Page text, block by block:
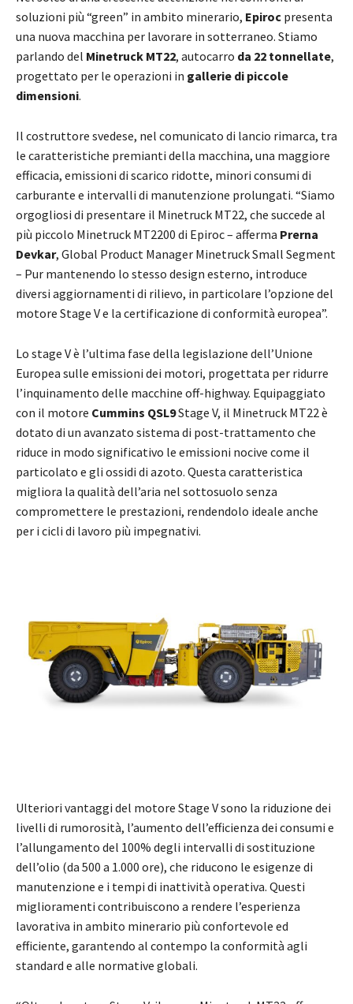
soluzioni più “green” in ambito minerario, Epiroc presenta
una nuova macchina per lavorare in sotterraneo. Stiamo
parlando del Minetruck MT22, autocarro da 22 tonnellate,
progettato per le operazioni in gallerie di piccole
dimensioni.
Il costruttore svedese, nel comunicato di lancio rimarca, tra
le caratteristiche premianti della macchina, una maggiore
efficacia, emissioni di scarico ridotte, minori consumi di
carburante e intervalli di manutenzione prolungati. “Siamo
orgogliosi di presentare il Minetruck MT22, che succede al
più piccolo Minetruck MT2200 di Epiroc – afferma Prerna
Devkar, Global Product Manager Minetruck Small Segment
– Pur mantenendo lo stesso design esterno, introduce
diversi aggiornamenti di rilievo, in particolare l’opzione del
motore Stage V e la certificazione di conformità europea”.
Lo stage V è l’ultima fase della legislazione dell’Unione
Europea sulle emissioni dei motori, progettata per ridurre
l’inquinamento delle macchine off-highway. Equipaggiato
con il motore Cummins QSL9Stage V, il Minetruck MT22 è
dotato di un avanzato sistema di post-trattamento che
riduce in modo significativo le emissioni nocive come il
particolato e gli ossidi di azoto. Questa caratteristica
migliora la qualità dell’aria nel sottosuolo senza
compromettere le prestazioni, rendendolo ideale anche
per i cicli di lavoro più impegnativi.
Ulteriori vantaggi del motore Stage V sono la riduzione dei
livelli di rumorosità, l’aumento dell’efficienza dei consumi e
l’allungamento del 100% degli intervalli di sostituzione
dell’olio (da 500 a 1.000 ore), che riducono le esigenze di
manutenzione e i tempi di inattività operativa. Questi
miglioramenti contribuiscono a rendere l’esperienza
lavorativa in ambito minerario più confortevole ed
efficiente, garantendo al contempo la conformità agli
standard e alle normative globali.